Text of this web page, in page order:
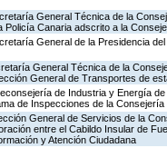
General Técnica de la
Policía Canaria adscrito a la
General de la Presidencia
General Técnica de la
General de Transportes de
de Industria y Energía
de Inspecciones de la
General de Servicios de la
entre el Cabildo Insular de
y Atención Ciudadana